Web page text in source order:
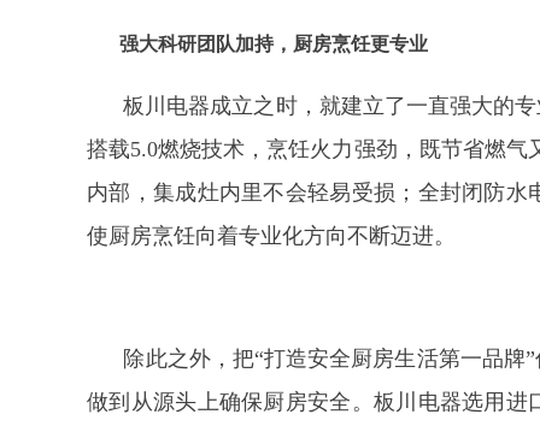
强大科研团队加持，厨房烹饪更专业
板川电器成立之时，就建立了一直强大的
搭载5.0燃烧技术，烹饪火力强劲，既节省燃
内部，集成灶内里不会轻易受损；全封闭防
使厨房烹饪向着专业化方向不断迈进。
除此之外，把“打造安全厨房生活第一品牌
做到从源头上确保厨房安全。板川电器选用